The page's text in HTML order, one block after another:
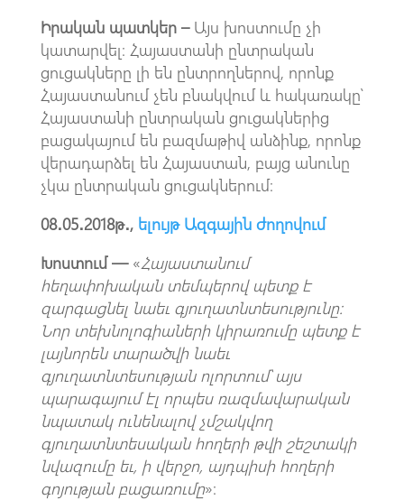
Իրական պատկեր –Այս խոստումը չի
կատարվել։ Հայաստանի ընտրական
ցուցակները լի են ընտրողներով, որոնք
Հայաստանում չեն բնակվում և հակառակը՝
Հայաստանի ընտրական ցուցակներից
բացակայում են բազմաթիվ անձինք, որոնք
վերադարձել են Հայաստան, բայց անունը
չկա ընտրական ցուցակներում։
08․05․2018թ․, ելույթ Ազգային ժողովում
Խոստում —«Հայաստանում
հեղափոխական տեմպերով պետք է
զարգացնել նաեւ գյուղատնտեսությունը:
Նոր տեխնոլոգիաների կիրառումը պետք է
լայնորեն տարածվի նաեւ
գյուղատնտեսության ոլորտում՝ այս
պարագայում էլ որպես ռազմավարական
նպատակ ունենալով չմշակվող
գյուղատնտեսական հողերի թվի շեշտակի
նվազումը եւ, ի վերջո, այդպիսի հողերի
գոյության բացառումը»։